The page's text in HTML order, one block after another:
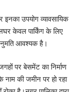
उपयोग व्यावसायिक
केवल पार्किंग के लिए
आवश्यक है।
पर बेसमेंट का निर्माण
नाम की जमीन पर हो रहा